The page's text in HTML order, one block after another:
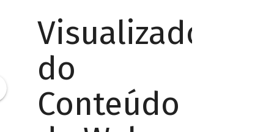
Visualizador
do
Conteúdo